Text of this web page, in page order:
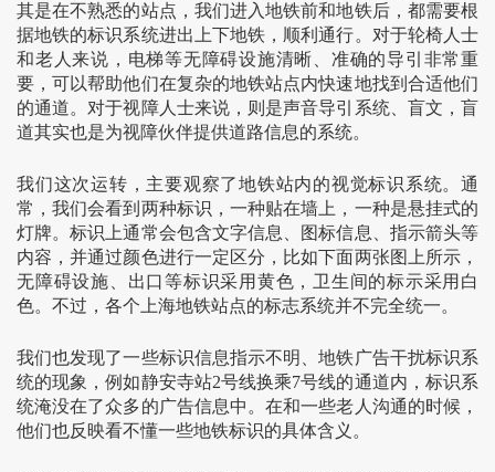
其是在不熟悉的站点，我们进入地铁前和地铁后，都需要根
据地铁的标识系统进出上下地铁，顺利通行。对于轮椅人士
和老人来说，电梯等无障碍设施清晰、准确的导引非常重
要，可以帮助他们在复杂的地铁站点内快速地找到合适他们
的通道。对于视障人士来说，则是声音导引系统、盲文，盲
道其实也是为视障伙伴提供道路信息的系统。
我们这次运转，主要观察了地铁站内的视觉标识系统。通
常，我们会看到两种标识，一种贴在墙上，一种是悬挂式的
灯牌。标识上通常会包含文字信息、图标信息、指示箭头等
内容，并通过颜色进行一定区分，比如下面两张图上所示，
无障碍设施、出口等标识采用黄色，卫生间的标示采用白
色。不过，各个上海地铁站点的标志系统并不完全统一。
我们也发现了一些标识信息指示不明、地铁广告干扰标识系
统的现象，例如静安寺站2号线换乘7号线的通道内，标识系
统淹没在了众多的广告信息中。在和一些老人沟通的时候，
他们也反映看不懂一些地铁标识的具体含义。